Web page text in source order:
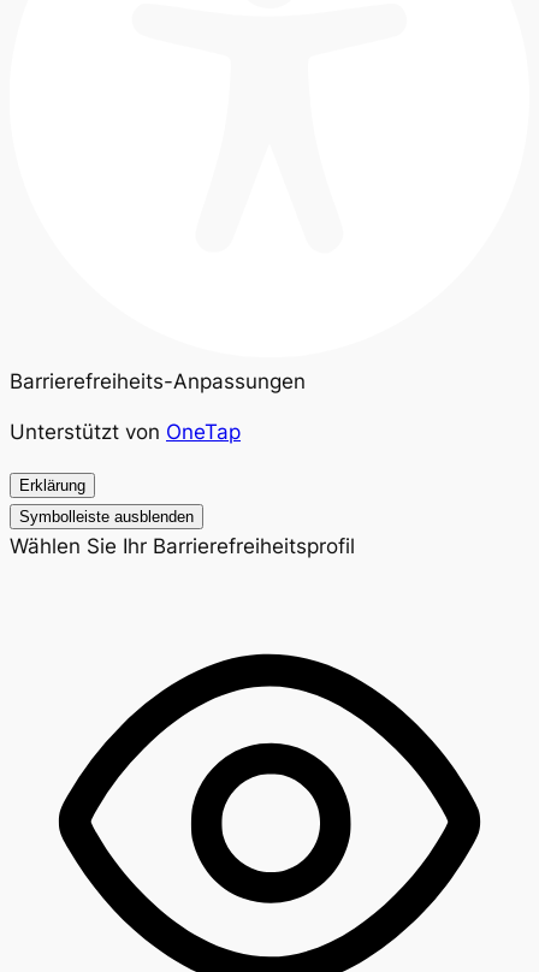
Barrierefreiheits-Anpassungen
Unterstützt von OneTap
Erklärung
Symbolleiste ausblenden
Wählen Sie Ihr Barrierefreiheitsprofil